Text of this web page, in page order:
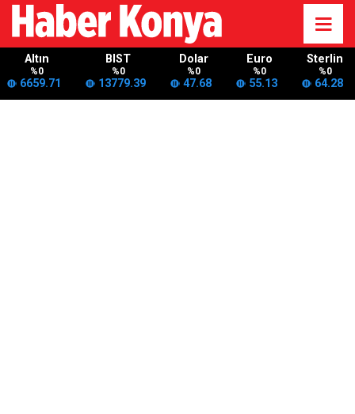
Altın
%0
6659.71
BIST
%0
13779.39
Dolar
%0
47.68
Euro
%0
55.13
Sterlin
%0
64.28